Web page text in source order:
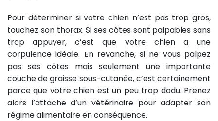
Pour déterminer si votre chien n’est pas trop gros,
touchez son thorax. Si ses côtes sont palpables sans
trop appuyer, c’est que votre chien a une
corpulence idéale. En revanche, si ne vous palpez
pas ses côtes mais seulement une importante
couche de graisse sous-cutanée, c’est certainement
parce que votre chien est un peu trop dodu. Prenez
alors l’attache d’un vétérinaire pour adapter son
régime alimentaire en conséquence.